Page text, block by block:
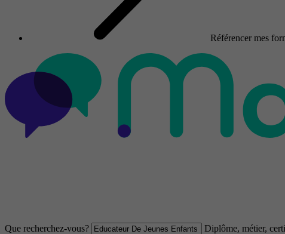
Référencer mes
Que recherchez-vous? Diplôme, métier,